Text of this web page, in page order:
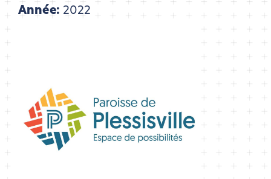
Année: 2022